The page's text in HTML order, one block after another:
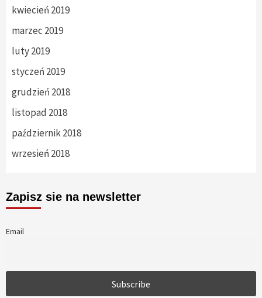
kwiecień 2019
marzec 2019
luty 2019
styczeń 2019
grudzień 2018
listopad 2018
październik 2018
wrzesień 2018
Zapisz sie na newsletter
Email